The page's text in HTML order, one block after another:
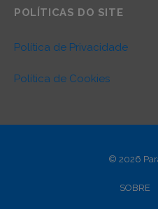
POLÍTICAS DO SITE
Política de Privacidade
Política de Cookies
© 2026
SOBRE